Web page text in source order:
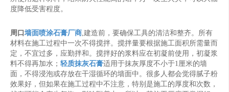
度降低受害程度。
周口 墙面喷涂石膏厂商,建造前，要确保工具的清洁和整齐。所有
材料在施工过程中一次不得搅拌。搅拌量要根据施工面积所需量而
定，不宜过多，应勤拌和。搅拌好的浆料应在初凝前使用，初凝浆
料不得再加水； 轻质抹灰石膏适用于抹灰厚度不小于1厘米的墙
面，不得浸泡或存放在干湿循环的墙面中。很多人都会觉得腻子粉
效果好，但如果在施工过程中不注意，特别是施工的厚度和次数，